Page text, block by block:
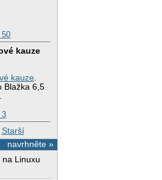
50
kauze
kauze.
Blažka 6,5
3
Starší
navrhněte »
Linuxu